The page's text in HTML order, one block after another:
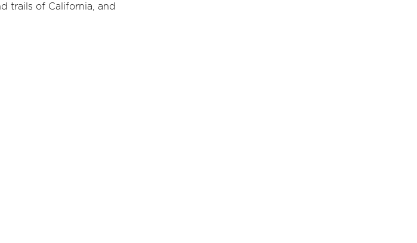
trails of California, and